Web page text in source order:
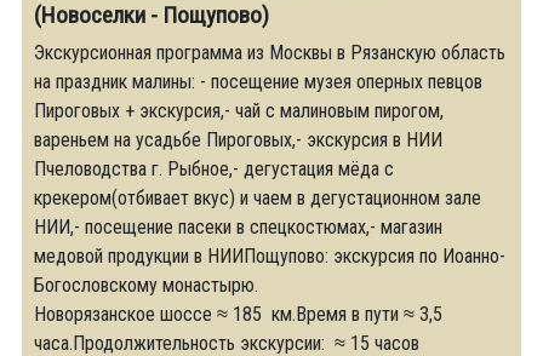
(Новоселки - Пощупово)
Экскурсионная программа из Москвы в Рязанскую область
на праздник малины: - посещение музея оперных певцов
Пироговых + экскурсия,- чай с малиновым пирогом,
вареньем на усадьбе Пироговых,- экскурсия в НИИ
Пчеловодства г. Рыбное,- дегустация мёда с
крекером(отбивает вкус) и чаем в дегустационном зале
НИИ,- посещение пасеки в спецкостюмах,- магазин
медовой продукции в НИИПощупово: экскурсия по Иоанно-
Богословскому монастырю.
Новорязанское шоссе ≈ 185 км.Время в пути ≈ 3,5
часа.Продолжительность экскурсии: ≈ 15 часов